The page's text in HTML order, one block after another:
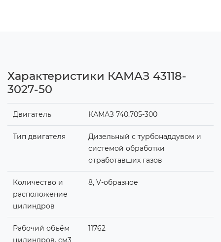
Характеристики КАМАЗ 43118-
3027-50
Двигатель КАМАЗ 740.705-300
Тип двигателя
Дизельный с турбонаддувом и
системой обработки
отработавших газов
Количество и
расположение
цилиндров
8, V-образное
Рабочий объём
цилиндров, см3
11762